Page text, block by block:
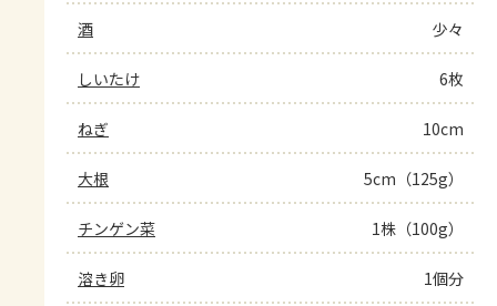
酒 少々
しいたけ 6枚
ねぎ 10cm
大根 5cm（125g）
チンゲン菜 1株（100g）
溶き卵 1個分